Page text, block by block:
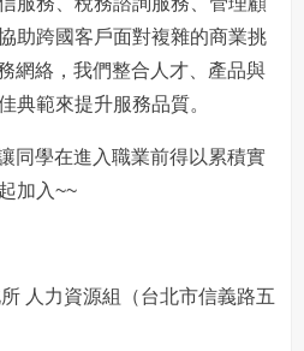
助跨國客戶面對複雜的商業挑
網絡，我們整合人才、產品與
典範來提升服務品質。
讓同學在進入職業前得以累積實
加入~~
人力資源組（台北市信義路五